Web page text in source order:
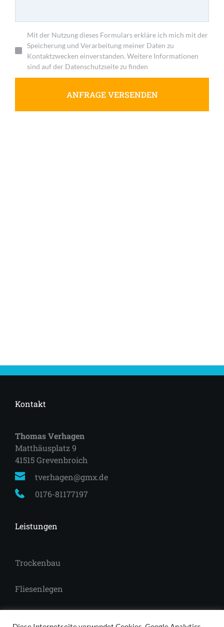
Mit der Nutzung dieses Formulars erkläre ich mich mit der
Speicherung und Verarbeitung meiner Daten zu
Kontaktzwecken einverstanden. Weitere Informationen
sind auf der Datenschutzseite zu finden
ANFRAGE VERSENDEN
Kontakt
Thomas Verhagen
Matthäusplatz 9
41515 Grevenbroich
tverhagen@gmx.de
0176-81177197
Leistungen
Trockenbau
Fliesenlegen